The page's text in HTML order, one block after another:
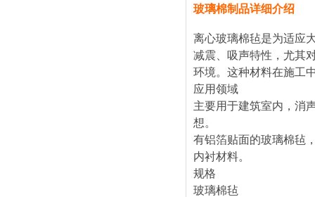
玻璃棉制品详细介绍
离心玻璃棉毡是为适应
减震、吸声特性，尤其
环境。这种材料在施工
应用领域
主要用于建筑室内，消
想。
有铝箔贴面的玻璃棉毡
内衬材料。
规格
玻璃棉毡